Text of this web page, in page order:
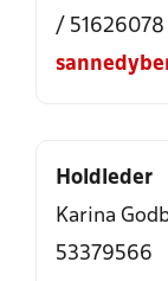
/ 51626078
Holdleder
Karina
53379566